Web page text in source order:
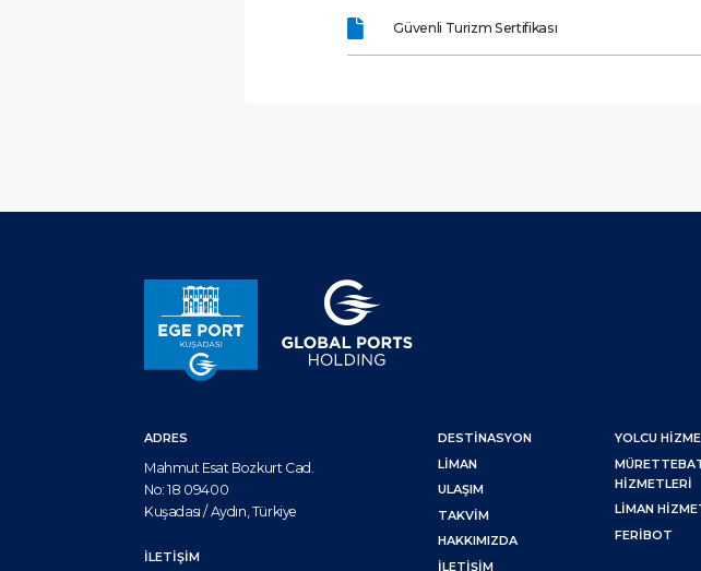
Güvenli Turizm Sertifikası
ADRES
Mahmut Esat Bozkurt Cad.
No: 18 09400
Kuşadası / Aydın, Türkiye
İLETİŞİM
DESTİNASYON
LIMAN
ULAŞIM
TAKVIM
HAKKIMIZDA
İLETIŞIM
YOLCU
HIZMETLERI
LIMAN
FERIBOT